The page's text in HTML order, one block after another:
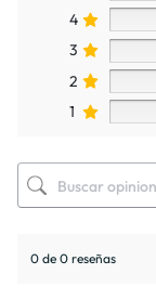
4
3
2
1
0 de 0 reseñas